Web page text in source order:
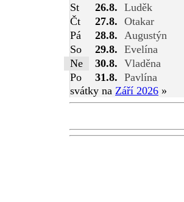
St
26.8. Luděk
Čt
27.8. Otakar
Pá
28.8.
Augustýn
So
29.8. Evelína
Ne
30.8. Vladěna
Po
31.8. Pavlína
svátky na Září 2026 »